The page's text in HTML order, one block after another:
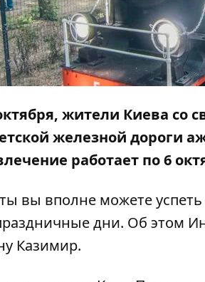
жители Киева со
железной дороги
работает по 6
вы вполне можете
дни. Об этом
Казимир.